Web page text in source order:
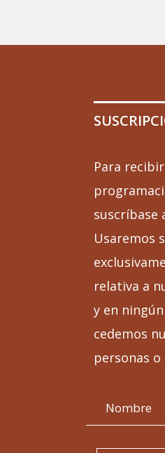
Para
Usaremos
relativa a
y en
cedemos
personas o